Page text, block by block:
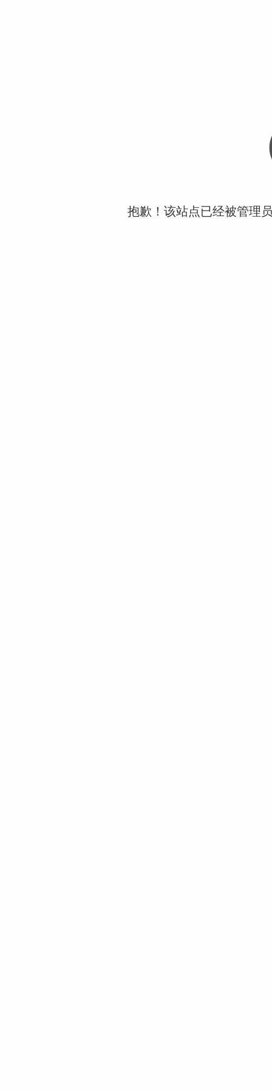
抱歉！该站点已经被管理